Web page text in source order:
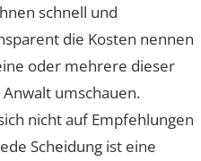
schnell und
die Kosten nennen
oder mehrere dieser
umschauen.
nicht auf Empfehlungen
Scheidung ist eine